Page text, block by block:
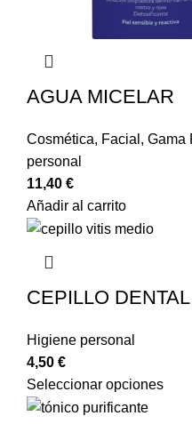
AGUA MICELAR
Cosmética, Facial , Gama
personal
11,40 €
Añadir al carrito
CEPILLO
Higiene personal
4,50 €
Seleccionar opciones